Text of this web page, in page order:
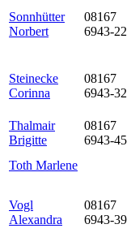
Sonnhütter
Norbert
08167
6943-22
Steinecke
Corinna
08167
6943-32
Thalmair
Brigitte
08167
6943-45
Toth Marlene
Vogl
Alexandra
08167
6943-39